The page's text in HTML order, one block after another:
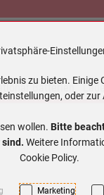
Batterien
zu bieten.
oder
wollen. Bitte
Weitere
Cookie Policy.
Marketing